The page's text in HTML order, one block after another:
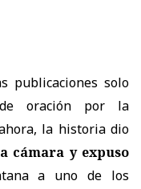
publicaciones solo
oración por la
la historia dio
cámara y expuso
a uno de los